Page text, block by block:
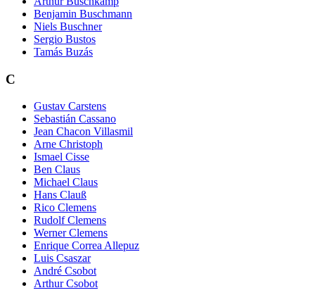
Benjamin Buschmann
Niels Buschner
Sergio Bustos
Tamás Buzás
C
Gustav Carstens
Sebastián Cassano
Jean Chacon Villasmil
Arne Christoph
Ismael Cisse
Ben Claus
Michael Claus
Hans Clauß
Rico Clemens
Rudolf Clemens
Werner Clemens
Enrique Correa Allepuz
Luis Csaszar
André Csobot
Arthur Csobot